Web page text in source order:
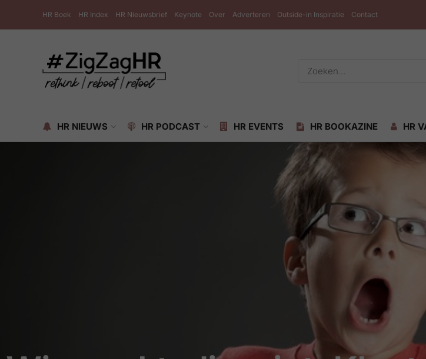
HR Boek HR Index HR Nieuwsbrief Keynote Over Adverteren Outside-in Inspiratie Contact
HR NIEUWS HR PODCAST HR EVENTS HR BOOKAZINE HR